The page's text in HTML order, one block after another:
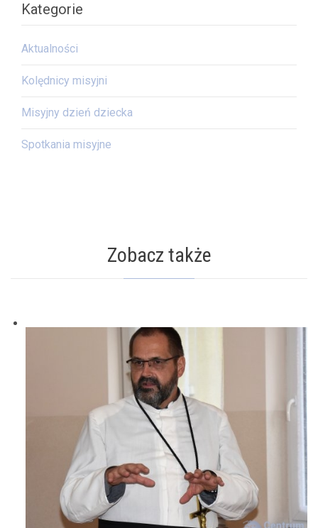
Kategorie
Aktualności
Kolędnicy misyjni
Misyjny dzień dziecka
Spotkania misyjne
Zobacz także